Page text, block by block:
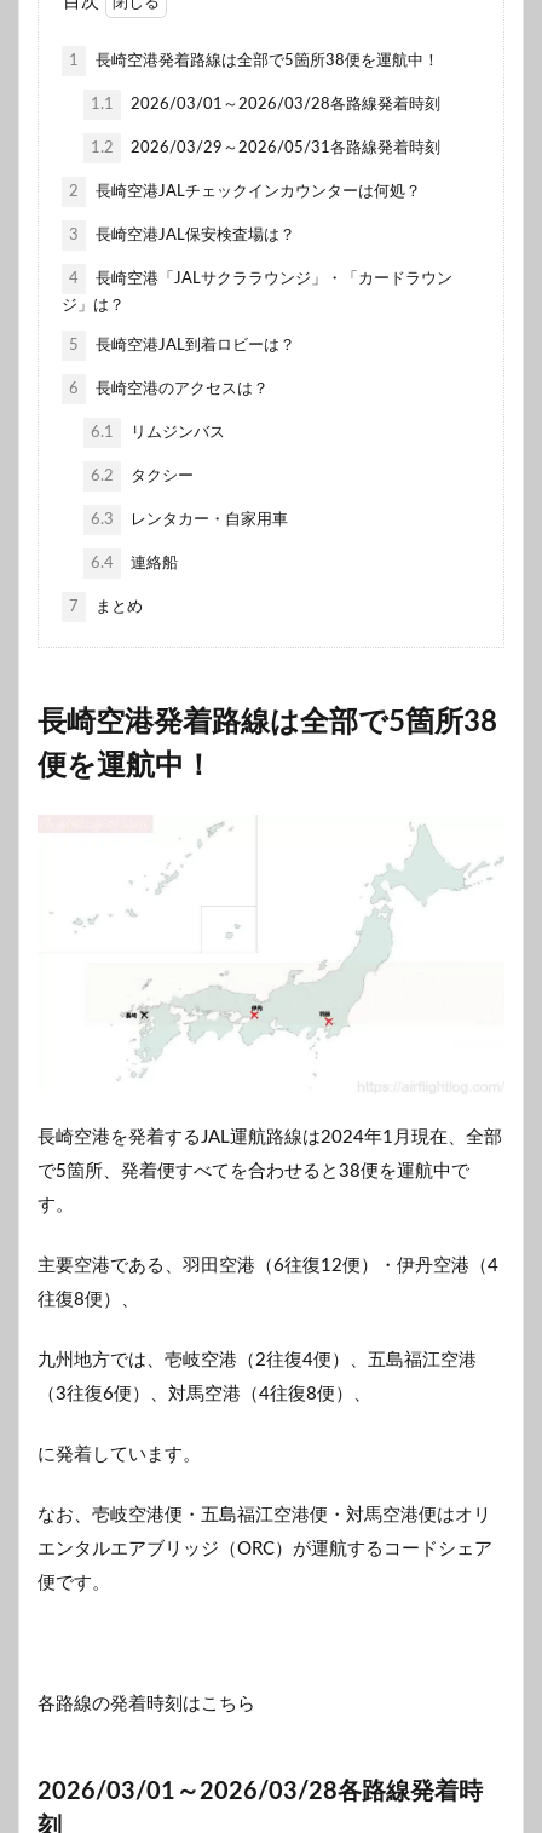
1 長崎空港発着路線は全部で5箇所38便を運航中！
1.1 2026/03/01～2026/03/28各路線発着時刻
1.2 2026/03/29～2026/05/31各路線発着時刻
2 長崎空港JALチェックインカウンターは何処？
3 長崎空港JAL保安検査場は？
4
長崎空港「JALサクララウンジ」・「カードラウン
ジ」は？
5 長崎空港JAL到着ロビーは？
6 長崎空港のアクセスは？
6.1 リムジンバス
6.2 タクシー
6.3 レンタカー・自家用車
6.4 連絡船
7 まとめ
長崎空港発着路線は全部で5箇所38
便を運航中！
長崎空港を発着するJAL運航路線は2024年1月現在、全部
で5箇所、発着便すべてを合わせると38便を運航中で
す。
主要空港である、羽田空港（6往復12便）・伊丹空港（4
往復8便）、
九州地方では、壱岐空港（2往復4便）、五島福江空港
（3往復6便）、対馬空港（4往復8便）、
に発着しています。
なお、壱岐空港便・五島福江空港便・対馬空港便はオリ
エンタルエアブリッジ（ORC）が運航するコードシェア
便です。
各路線の発着時刻はこちら
2026/03/01～2026/03/28各路線発着時
刻